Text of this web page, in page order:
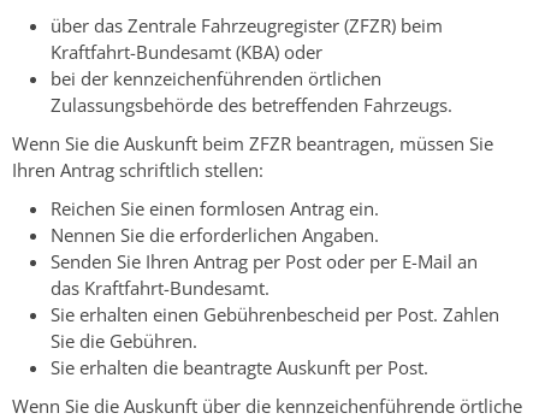
über das Zentrale Fahrzeugregister (ZFZR) beim
Kraftfahrt-Bundesamt (KBA) oder
bei der kennzeichenführenden örtlichen
Zulassungsbehörde des betreffenden Fahrzeugs.
Wenn Sie die Auskunft beim ZFZR beantragen, müssen Sie
Ihren Antrag schriftlich stellen:
Reichen Sie einen formlosen Antrag ein.
Nennen Sie die erforderlichen Angaben.
Senden Sie Ihren Antrag per Post oder per E-Mail an
das Kraftfahrt-Bundesamt.
Sie erhalten einen Gebührenbescheid per Post. Zahlen
Sie die Gebühren.
Sie erhalten die beantragte Auskunft per Post.
Wenn Sie die Auskunft über die kennzeichenführende örtliche